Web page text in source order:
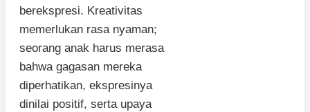
berekspresi. Kreativitas
memerlukan rasa nyaman;
seorang anak harus merasa
bahwa gagasan mereka
diperhatikan, ekspresinya
dinilai positif, serta upaya